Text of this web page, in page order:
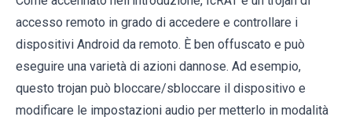
accesso remoto in grado di accedere e controllare i
dispositivi Android da remoto. È ben offuscato e può
eseguire una varietà di azioni dannose. Ad esempio,
questo trojan può bloccare/sbloccare il dispositivo e
modificare le impostazioni audio per metterlo in modalità